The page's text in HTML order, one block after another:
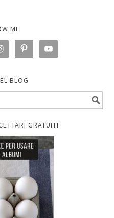
ME
BLOG
GRATUITI